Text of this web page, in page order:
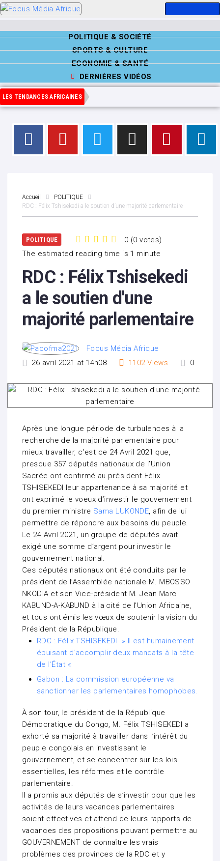
POLITIQUE & SOCIÉTÉ
SPORTS & CULTURE
ECONOMIE & SANTÉ
DERNIÈRES VIDÉOS
LES TENDANCES AFRICAINES
Accueil
POLITIQUE
RDC : Félix Tshisekedi a le soutien d’une majorité parlementaire
POLITIQUE 0 (0 votes)
The estimated reading time is 1 minute
RDC : Félix Tshisekedi
a le soutien d'une
majorité parlementaire
Focus Média Afrique
26 avril 2021 at 14h08
1102 Views 0
Après une longue période de turbulences à la
recherche de la majorité parlementaire pour
mieux travailler, c’est ce 24 Avril 2021 que,
presque 357 députés nationaux de l’Union
Sacrée ont confirmé au président Félix
TSHISEKEDI leur appartenance à sa majorité et
ont exprimé le voeux d’investir le gouvernement
du premier ministre Sama LUKONDE, afin de lui
permettre de répondre aux besoins du peuple.
Le 24 Avril 2021, un groupe de députés avait
exigé une somme d’argent pour investir le
gouvernement national.
Ces députés nationaux ont été conduits par le
président de l’Assemblée nationale M. MBOSSO
NKODIA et son Vice-président M. Jean Marc
KABUND-A-KABUND à la cité de l’Union Africaine,
et tous ont émis les vœux de soutenir la vision du
Président de la République.
RDC : Félix TSHISEKEDI » Il est humainement
épuisant d’accomplir deux mandats à la tête
de l’État «
Gabon : La commission européenne va
sanctionner les parlementaires homophobes.
À son tour, le président de la République
Démocratique du Congo, M. Félix TSHISEKEDI a
exhorté sa majorité à travailler dans l’intérêt du
peuple congolais en investissant le
gouvernement, et se concentrer sur les lois
essentielles, les réformes et le contrôle
parlementaire.
Il a promis aux députés de s’investir pour que les
activités de leurs vacances parlementaires
soient effectives et attend de leurs rapports de
vacances des propositions pouvant permettre au
GOUVERNEMENT de connaître les vrais
problèmes des provinces de la RDC et y